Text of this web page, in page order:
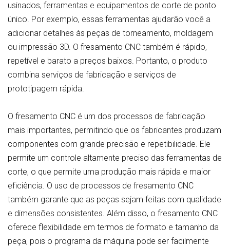
usinados, ferramentas e equipamentos de corte de ponto
único. Por exemplo, essas ferramentas ajudarão você a
adicionar detalhes às peças de torneamento, moldagem
ou impressão 3D. O fresamento CNC também é rápido,
repetível e barato a preços baixos. Portanto, o produto
combina serviços de fabricação e serviços de
prototipagem rápida.
O fresamento CNC é um dos processos de fabricação
mais importantes, permitindo que os fabricantes produzam
componentes com grande precisão e repetibilidade. Ele
permite um controle altamente preciso das ferramentas de
corte, o que permite uma produção mais rápida e maior
eficiência. O uso de processos de fresamento CNC
também garante que as peças sejam feitas com qualidade
e dimensões consistentes. Além disso, o fresamento CNC
oferece flexibilidade em termos de formato e tamanho da
peça, pois o programa da máquina pode ser facilmente